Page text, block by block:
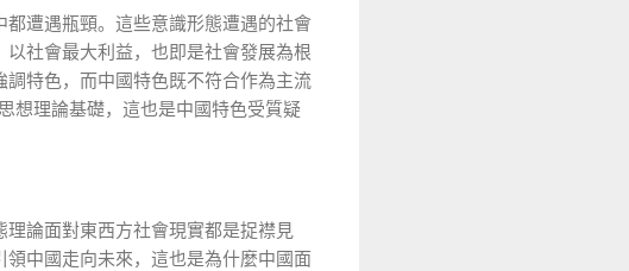
遭遇瓶頸。這些意識形態遭遇的社會
社會最大利益，也即是社會發展為根
特色，而中國特色既不符合作為主流
想理論基礎，這也是中國特色受質疑
論面對東西方社會現實都是捉襟見
中國走向未來，這也是為什麼中國面